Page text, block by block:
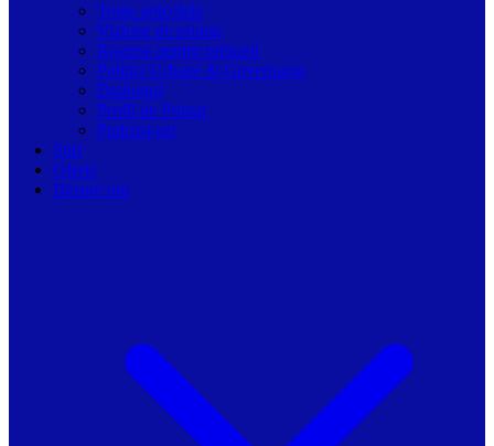
Toate articolele
Viziune de primar
Resurse pentru primarii
Politici Urbane & Guvernanta
Dialoguri
Profil de Primar
Podcast-uri
Stiri
Oferte
Despre noi